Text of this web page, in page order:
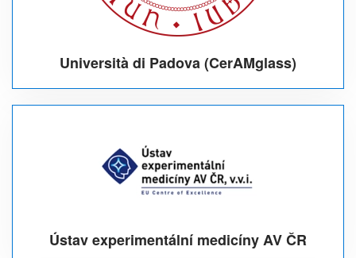
Università di Padova (CerAMglass)
Ústav experimentální medicíny AV ČR